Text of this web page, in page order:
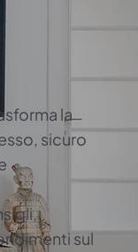
la
sicuro
sul